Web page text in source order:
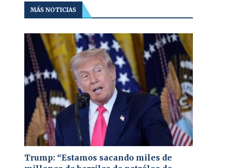
MÁS NOTICIAS
Trump: “Estamos sacando miles de